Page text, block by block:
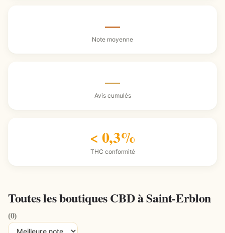
—
Note moyenne
—
Avis cumulés
< 0,3%
THC conformité
Toutes les boutiques CBD à Saint-Erblon
(0)